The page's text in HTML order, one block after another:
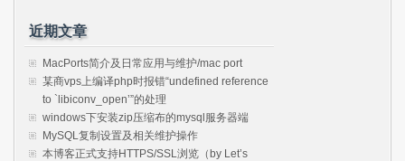
近期文章
MacPorts简介及日常应用与维护/mac port
某商vps上编译php时报错“undefined reference
to `libiconv_open’”的处理
windows下安装zip压缩布的mysql服务器端
MySQL复制设置及相关维护操作
本博客正式支持HTTPS/SSL浏览（by Let’s